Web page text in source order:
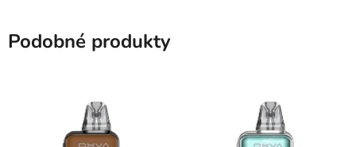
Podobné produkty